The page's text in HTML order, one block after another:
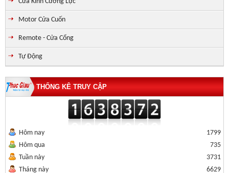
Motor Cửa Cuốn
Remote - Cửa Cổng
Tự Động
THỐNG KÊ TRUY CẬP
Hôm nay
Hôm qua
Tuần này
Tháng này
1799
735
3731
6629